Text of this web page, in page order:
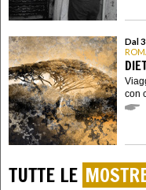
Dal
con
TUTTE LE